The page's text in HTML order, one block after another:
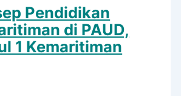
Pendidikan
di PAUD,
1 Kemaritiman